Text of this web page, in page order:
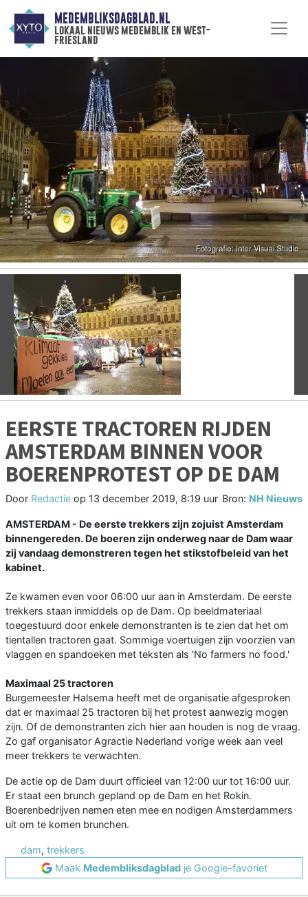
MEDEMBLIKSDAGBLAD.NL
lokaal nieuws medemblik en west-
friesland
Vorige
EERSTE TRACTOREN RIJDEN
AMSTERDAM BINNEN VOOR
BOERENPROTEST OP DE DAM
Door Redactie op 13 december 2019, 8:19 uur Bron: NH Nieuws
AMSTERDAM - De eerste trekkers zijn zojuist Amsterdam
binnengereden. De boeren zijn onderweg naar de Dam waar
zij vandaag demonstreren tegen het stikstofbeleid van het
kabinet.
Ze kwamen even voor 06:00 uur aan in Amsterdam. De eerste
trekkers staan inmiddels op de Dam. Op beeldmateriaal
toegestuurd door enkele demonstranten is te zien dat het om
tientallen tractoren gaat. Sommige voertuigen zijn voorzien van
vlaggen en spandoeken met teksten als 'No farmers no food.'
Maximaal 25 tractoren
Burgemeester Halsema heeft met de organisatie afgesproken
dat er maximaal 25 tractoren bij het protest aanwezig mogen
zijn. Of de demonstranten zich hier aan houden is nog de vraag.
Zo gaf organisator Agractie Nederland vorige week aan veel
meer trekkers te verwachten.
De actie op de Dam duurt officieel van 12:00 uur tot 16:00 uur.
Er staat een brunch gepland op de Dam en het Rokin.
Boerenbedrijven nemen eten mee en nodigen Amsterdammers
uit om te komen brunchen.
dam, trekkers
Maak Medembliksdagbladje Google-favoriet